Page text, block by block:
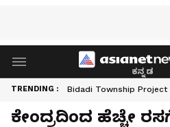
ಕನ್ನಡ
TRENDING : Bidadi Township Project
ಕೇಂದ್ರದಿಂದ ಹೆಚ್ಚೇ